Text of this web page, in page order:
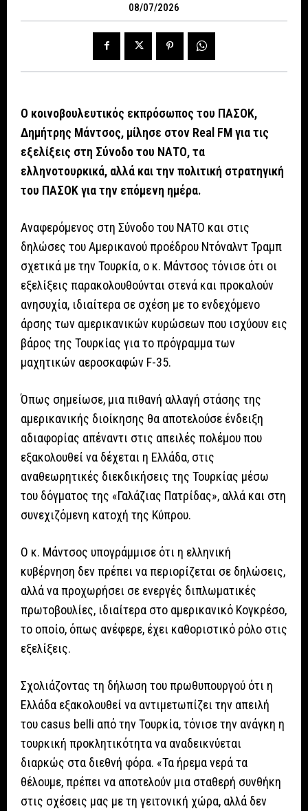
08/07/2026
Ο κοινοβουλευτικός εκπρόσωπος του ΠΑΣΟΚ,
Δημήτρης Μάντσος, μίλησε στον Real FM για τις
εξελίξεις στη Σύνοδο του ΝΑΤΟ, τα
ελληνοτουρκικά, αλλά και την πολιτική στρατηγική
του ΠΑΣΟΚ για την επόμενη ημέρα.
Αναφερόμενος στη Σύνοδο του ΝΑΤΟ και στις
δηλώσες του Αμερικανού προέδρου Ντόναλντ Τραμπ
σχετικά με την Τουρκία, ο κ. Μάντσος τόνισε ότι οι
εξελίξεις παρακολουθούνται στενά και προκαλούν
ανησυχία, ιδιαίτερα σε σχέση με το ενδεχόμενο
άρσης των αμερικανικών κυρώσεων που ισχύουν εις
βάρος της Τουρκίας για το πρόγραμμα των
μαχητικών αεροσκαφών F-35.
Όπως σημείωσε, μια πιθανή αλλαγή στάσης της
αμερικανικής διοίκησης θα αποτελούσε ένδειξη
αδιαφορίας απέναντι στις απειλές πολέμου που
εξακολουθεί να δέχεται η Ελλάδα, στις
αναθεωρητικές διεκδικήσεις της Τουρκίας μέσω
του δόγματος της «Γαλάζιας Πατρίδας», αλλά και στη
συνεχιζόμενη κατοχή της Κύπρου.
Ο κ. Μάντσος υπογράμμισε ότι η ελληνική
κυβέρνηση δεν πρέπει να περιορίζεται σε δηλώσεις,
αλλά να προχωρήσει σε ενεργές διπλωματικές
πρωτοβουλίες, ιδιαίτερα στο αμερικανικό Κογκρέσο,
το οποίο, όπως ανέφερε, έχει καθοριστικό ρόλο στις
εξελίξεις.
Σχολιάζοντας τη δήλωση του πρωθυπουργού ότι η
Ελλάδα εξακολουθεί να αντιμετωπίζει την απειλή
του casus belli από την Τουρκία, τόνισε την ανάγκη η
τουρκική προκλητικότητα να αναδεικνύεται
διαρκώς στα διεθνή φόρα. «Τα ήρεμα νερά τα
θέλουμε, πρέπει να αποτελούν μια σταθερή συνθήκη
στις σχέσεις μας με τη γειτονική χώρα, αλλά δεν